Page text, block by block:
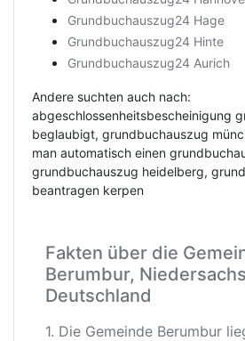
Grundbuchauszug24 Hage
Grundbuchauszug24 Hinte
Grundbuchauszug24 Aurich
Andere suchten auch nach:
abgeschlossenheitsbescheinigung
beglaubigt, grundbuchauszug
man automatisch einen
grundbuchauszug heidelberg,
beantragen kerpen
Fakten über die
Berumbur,
Deutschland
1. Die Gemeinde Berumbur